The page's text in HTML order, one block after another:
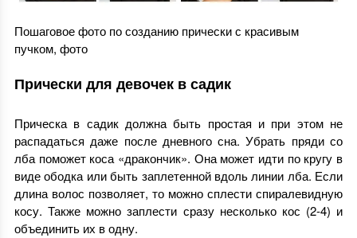
Пошаговое фото по созданию прически с красивым
пучком, фото
Прически для девочек в садик
Прическа в садик должна быть простая и при этом не
распадаться даже после дневного сна. Убрать пряди со
лба поможет коса «дракончик». Она может идти по кругу в
виде ободка или быть заплетенной вдоль линии лба. Если
длина волос позволяет, то можно сплести спиралевидную
косу. Также можно заплести сразу несколько кос (2-4) и
объединить их в одну.